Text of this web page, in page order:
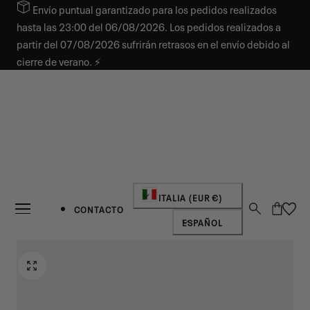
AL CONTENIDOEnvío puntual garantizado para los pedidos realizados
hasta las 23:00 del 06/08/2026. Los pedidos realizados a
partir del 07/08/2026 sufrirán retrasos en el envío debido al
cierre de verano. ⚡
CONTACTO
País/región
ITALIA (EUR €)
Idioma
ESPAÑOL
Carro